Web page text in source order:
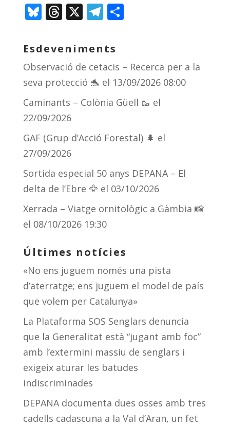
Bl
e
sk
y
T
re
a
d
s
X T
e
gr
a
m
C
p
ar
te
ix
Esdeveniments
Observació de cetacis – Recerca per a la
seva protecció 🐬 el 13/09/2026 08:00
Caminants – Colònia Güell 🥾 el
22/09/2026
GAF (Grup d’Acció Forestal) 🌲 el
27/09/2026
Sortida especial 50 anys DEPANA – El
delta de l’Ebre 🦅 el 03/10/2026
Xerrada – Viatge ornitològic a Gàmbia 📸
el 08/10/2026 19:30
Últimes notícies
«No ens juguem només una pista
d’aterratge; ens juguem el model de país
que volem per Catalunya»
La Plataforma SOS Senglars denuncia
que la Generalitat està “jugant amb foc”
amb l’extermini massiu de senglars i
exigeix aturar les batudes
indiscriminades
DEPANA documenta dues osses amb tres
cadells cadascuna a la Val d’Aran, un fet